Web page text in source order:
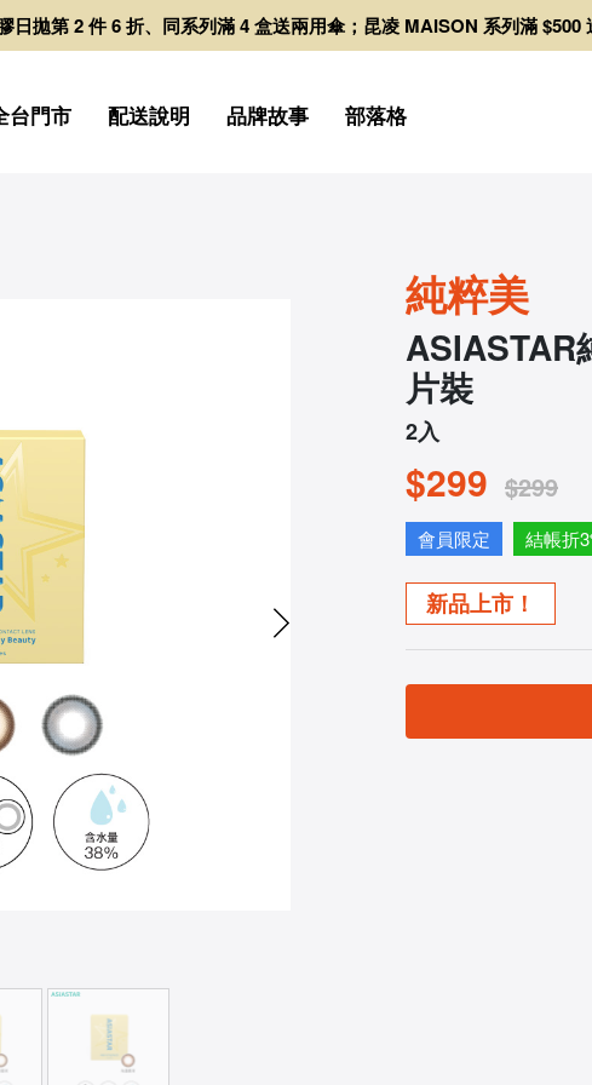
日拋第 2 件 6 折、同系列滿 4 盒送兩用傘；昆凌 MAISON 系列滿 $500
台門市 配送說明 品牌故事 部落格
純粹美
ASIASTAR
片裝
2入
$299 $299
會員限定 結帳折
新品上市！